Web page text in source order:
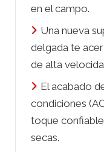
en el campo.
Una nueva
delgada te
de alta
El acabado
condiciones
toque
secas.